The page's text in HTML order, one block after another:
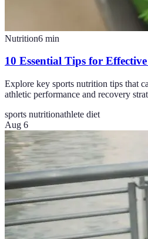
Nutrition6 min
10 Essential Tips for
Explore key sports nutrition tips that
athletic performance and recovery
sports nutritionathlete diet
Aug 6